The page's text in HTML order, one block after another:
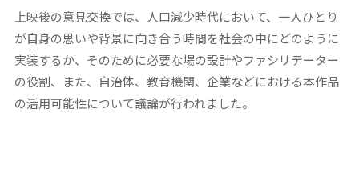
上映後の意見交換では、人口減少時代において、一人ひとり
が自身の思いや背景に向き合う時間を社会の中にどのように
実装するか、そのために必要な場の設計やファシリテーター
の役割、また、自治体、教育機関、企業などにおける本作品
の活用可能性について議論が行われました。